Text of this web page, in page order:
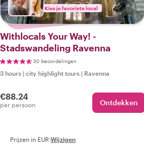
Kies je favoriete local
Withlocals Your Way! -
Stadswandeling Ravenna
30 beoordelingen
3 hours | city highlight tours | Ravenna
€88.24
per persoon Ontdekken
Prijzen in EUR·Wijzigen